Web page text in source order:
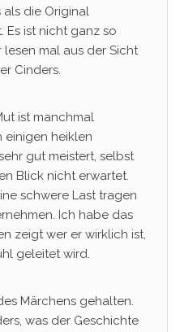
als die Original
Es ist nicht ganz so
mal aus der Sicht
Cinders.
ist manchmal
einigen heiklen
gut meistert, selbst
Blick nicht erwartet.
schwere Last tragen
Ich habe das
zeigt wer er wirklich ist,
geleitet wird.
Märchens gehalten.
was der Geschichte